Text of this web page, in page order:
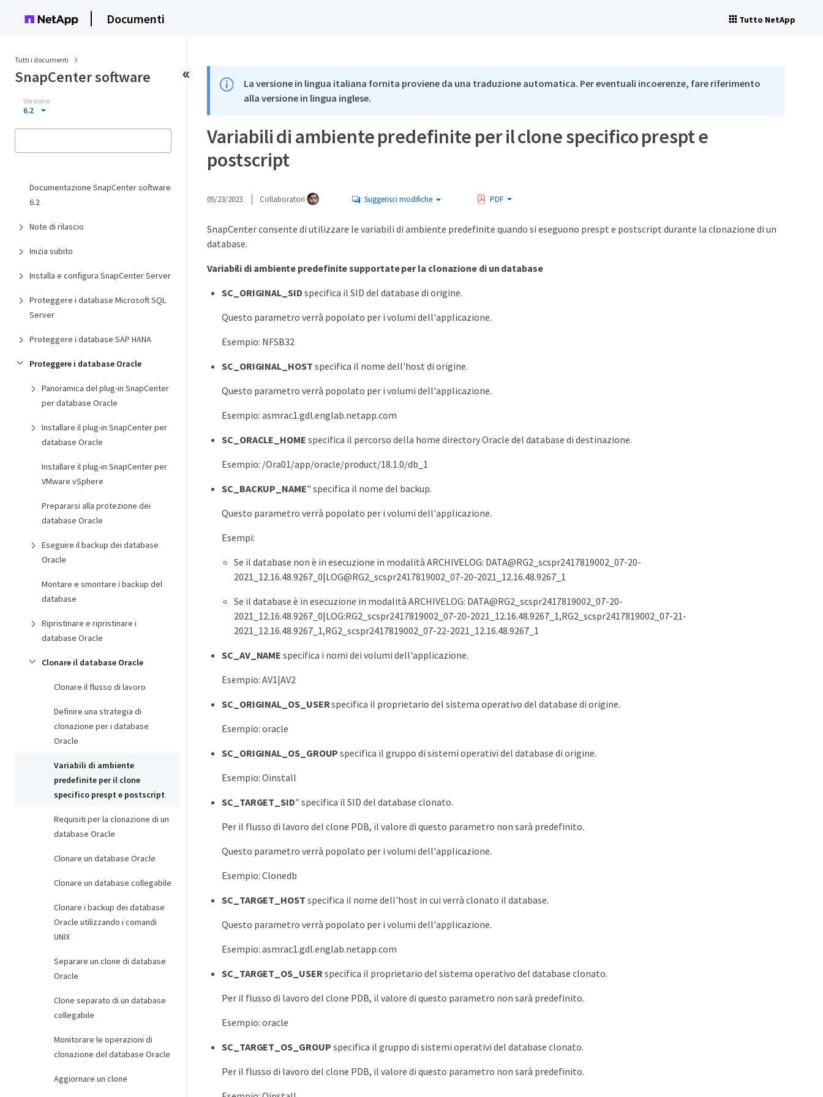
Documenti Tutto NetApp
Tutti i documenti
SnapCenter software
Versione
6.2
Documentazione SnapCenter software
6.2
Note di rilascio
Inizia subito
Installa e configura SnapCenter Server
Proteggere i database Microsoft SQL
Server
Proteggere i database SAP HANA
Proteggere i database Oracle
Panoramica del plug-in SnapCenter
per database Oracle
Installare il plug-in SnapCenter per
database Oracle
Installare il plug-in SnapCenter per
VMware vSphere
Prepararsi alla protezione dei
database Oracle
Eseguire il backup dei database
Oracle
Montare e smontare i backup del
database
Ripristinare e ripristinare i
database Oracle
Clonare il database Oracle
Clonare il flusso di lavoro
Definire una strategia di
clonazione per i database
Oracle
Variabili di ambiente
predefinite per il clone
specifico prespt e postscript
Requisiti per la clonazione di un
database Oracle
Clonare un database Oracle
Clonare un database collegabile
Clonare i backup dei database
Oracle utilizzando i comandi
UNIX
Separare un clone di database
Oracle
Clone separato di un database
collegabile
Monitorare le operazioni di
clonazione del database Oracle
Aggiornare un clone
La versione in lingua italiana fornita proviene da una traduzione automatica. Per eventuali incoerenze, fare riferimento
alla versione in lingua inglese.
Variabili di ambiente predefinite per il clone specifico prespt e
postscript
05/23/2023 Collaboratori Suggerisci modifiche PDF
SnapCenter consente di utilizzare le variabili di ambiente predefinite quando si eseguono prespt e postscript durante la clonazione di un
database.
Variabili di ambiente predefinite supportate per la clonazione di un database
SC_ORIGINAL_SID specifica il SID del database di origine.
Questo parametro verrà popolato per i volumi dell'applicazione.
Esempio: NFSB32
SC_ORIGINAL_HOST specifica il nome dell'host di origine.
Questo parametro verrà popolato per i volumi dell'applicazione.
Esempio: asmrac1.gdl.englab.netapp.com
SC_ORACLE_HOME specifica il percorso della home directory Oracle del database di destinazione.
Esempio: /Ora01/app/oracle/product/18.1.0/db_1
SC_BACKUP_NAME" specifica il nome del backup.
Questo parametro verrà popolato per i volumi dell'applicazione.
Esempi:
Se il database non è in esecuzione in modalità ARCHIVELOG: DATA@RG2_scspr2417819002_07-20-
2021_12.16.48.9267_0|LOG@RG2_scspr2417819002_07-20-2021_12.16.48.9267_1
Se il database è in esecuzione in modalità ARCHIVELOG: DATA@RG2_scspr2417819002_07-20-
2021_12.16.48.9267_0|LOG:RG2_scspr2417819002_07-20-2021_12.16.48.9267_1,RG2_scspr2417819002_07-21-
2021_12.16.48.9267_1,RG2_scspr2417819002_07-22-2021_12.16.48.9267_1
SC_AV_NAME specifica i nomi dei volumi dell'applicazione.
Esempio: AV1|AV2
SC_ORIGINAL_OS_USERspecifica il proprietario del sistema operativo del database di origine.
Esempio: oracle
SC_ORIGINAL_OS_GROUP specifica il gruppo di sistemi operativi del database di origine.
Esempio: Oinstall
SC_TARGET_SID" specifica il SID del database clonato.
Per il flusso di lavoro del clone PDB, il valore di questo parametro non sarà predefinito.
Questo parametro verrà popolato per i volumi dell'applicazione.
Esempio: Clonedb
SC_TARGET_HOST specifica il nome dell'host in cui verrà clonato il database.
Questo parametro verrà popolato per i volumi dell'applicazione.
Esempio: asmrac1.gdl.englab.netapp.com
SC_TARGET_OS_USERspecifica il proprietario del sistema operativo del database clonato.
Per il flusso di lavoro del clone PDB, il valore di questo parametro non sarà predefinito.
Esempio: oracle
SC_TARGET_OS_GROUP specifica il gruppo di sistemi operativi del database clonato.
Per il flusso di lavoro del clone PDB, il valore di questo parametro non sarà predefinito.